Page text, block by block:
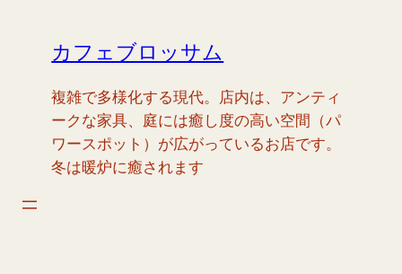
カフェブロッサム
複雑で多様化する現代。店内は、アンティ
ークな家具、庭には癒し度の高い空間（パ
ワースポット）が広がっているお店です。
冬は暖炉に癒されます